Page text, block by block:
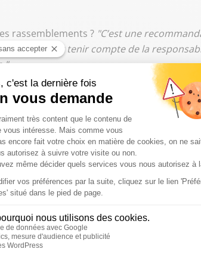
rassemblements ? "C’est une
liberté, il faut tenir compte de la
à 7h12 sur Sud Radio, dans la
!
Radio